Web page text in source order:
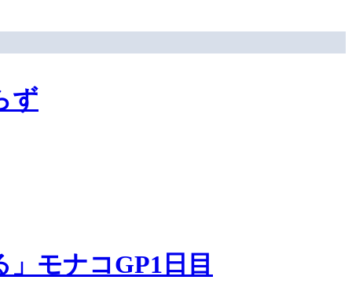
ず
モナコGP1日目